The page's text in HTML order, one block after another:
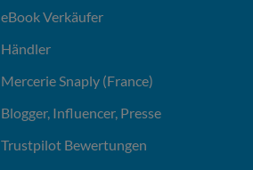
eBook Verkäufer
Händler
Mercerie Snaply (France)
Blogger, Influencer, Presse
Trustpilot Bewertungen